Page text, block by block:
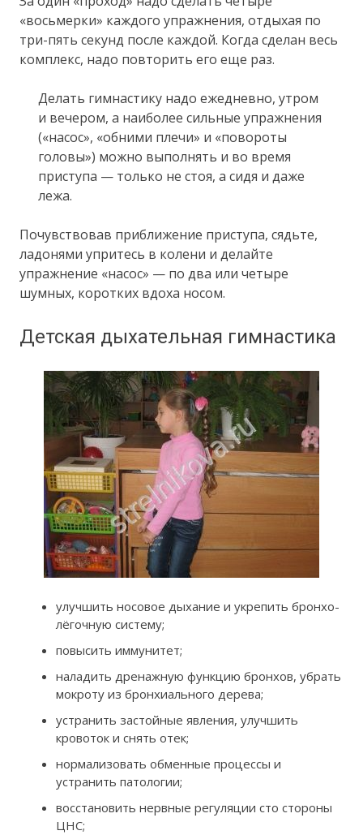
«восьмерки» каждого упражнения, отдыхая по
три-пять секунд после каждой. Когда сделан весь
комплекс, надо повторить его еще раз.
Делать гимнастику надо ежедневно, утром
и вечером, а наиболее сильные упражнения
(«насос», «обними плечи» и «повороты
головы») можно выполнять и во время
приступа — только не стоя, а сидя и даже
лежа.
Почувствовав приближение приступа, сядьте,
ладонями упритесь в колени и делайте
упражнение «насос» — по два или четыре
шумных, коротких вдоха носом.
Детская дыхательная гимнастика
улучшить носовое дыхание и укрепить бронхо-
лёгочную систему;
повысить иммунитет;
наладить дренажную функцию бронхов, убрать
мокроту из бронхиального дерева;
устранить застойные явления, улучшить
кровоток и снять отек;
нормализовать обменные процессы и
устранить патологии;
восстановить нервные регуляции сто стороны
ЦНС;